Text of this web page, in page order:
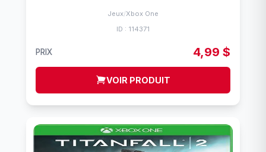
Jeux/Xbox One
ID : 114371
PRIX 4,99 $
VOIR PRODUIT